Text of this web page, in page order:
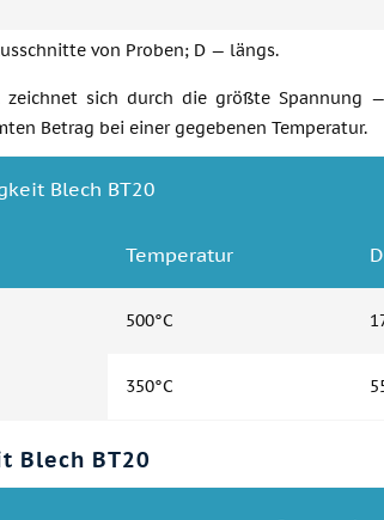
von Proben; D — längs.
zeichnet sich durch die größte Spannung
Betrag bei einer gegebenen Temperatur.
Blech ВТ20
Temperatur
500°C
350°C
Blech ВТ20